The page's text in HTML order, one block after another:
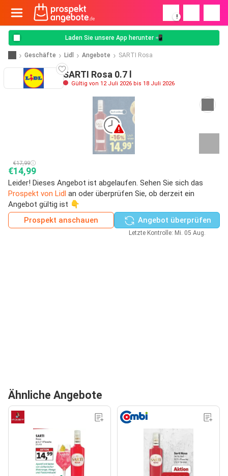
!
Laden Sie unsere App herunter 📲
Geschäfte Lidl Angebote SARTI Rosa
SARTI Rosa 0.7 l
Gültig von 12 Juli 2026 bis 18 Juli 2026
€17,99
€14,99
Leider! Dieses Angebot ist abgelaufen. Sehen Sie sich das
Prospekt von Lidl an oder überprüfen Sie, ob derzeit ein
Angebot gültig ist 👇
Prospekt anschauen
Angebot überprüfen
Letzte Kontrolle: Mi. 05 Aug.
Ähnliche Angebote